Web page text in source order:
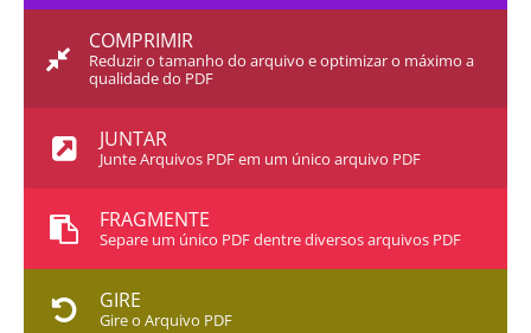
COMPRIMIR
Reduzir o tamanho do arquivo e optimizar o máximo a
qualidade do PDF
JUNTAR
Junte Arquivos PDF em um único arquivo PDF
FRAGMENTE
Separe um único PDF dentre diversos arquivos PDF
GIRE
Gire o Arquivo PDF